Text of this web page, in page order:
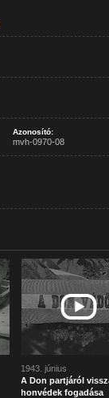
Azonosító:
mvh-0970-08
1943. június
A Don partjáról
honvédek fogadása